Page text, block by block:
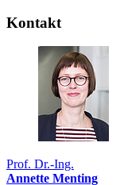
Kontakt
Prof. Dr.-Ing.
Annette Menting